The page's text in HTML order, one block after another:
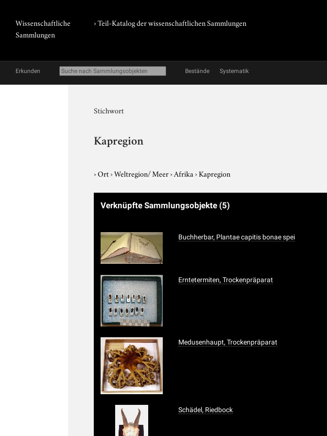
Wissenschaftliche
Sammlungen
› Teil-Katalog der wissenschaftlichen Sammlungen
Erkunden Bestände Systematik
Stichwort
Kapregion
›Ort›Weltregion/ Meer›Afrika›Kapregion
Verknüpfte Sammlungsobjekte (5)
Buchherbar, Plantae capitis bonae spei
Erntetermiten, Trockenpräparat
Medusenhaupt, Trockenpräparat
Schädel, Riedbock